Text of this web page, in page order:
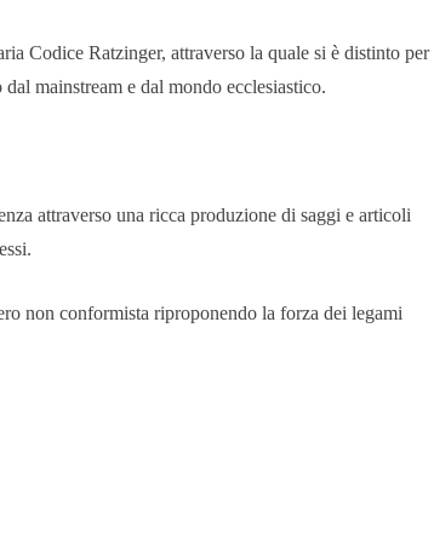
Codice Ratzinger, attraverso la quale si è distinto per
mainstream e dal mondo ecclesiastico.
attraverso una ricca produzione di saggi e articoli
non conformista riproponendo la forza dei legami